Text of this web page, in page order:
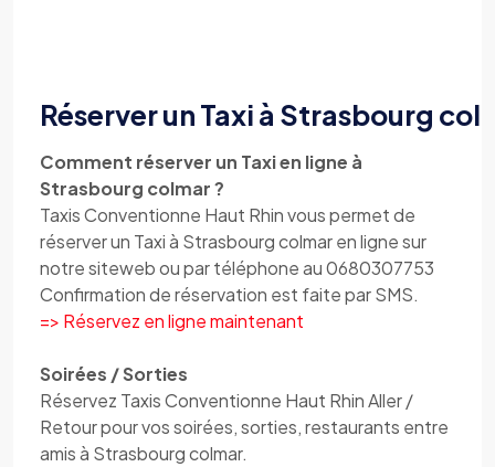
Réserver un Taxi à Strasbourg
Comment réserver un Taxi en ligne à
Strasbourg colmar ?
Taxis Conventionne Haut Rhin vous permet de
réserver un Taxi à Strasbourg colmar en ligne sur
notre siteweb ou par téléphone au 0680307753
Confirmation de réservation est faite par SMS.
=> Réservez en ligne maintenant
Soirées / Sorties
Réservez Taxis Conventionne Haut Rhin Aller /
Retour pour vos soirées, sorties, restaurants entre
amis à Strasbourg colmar.